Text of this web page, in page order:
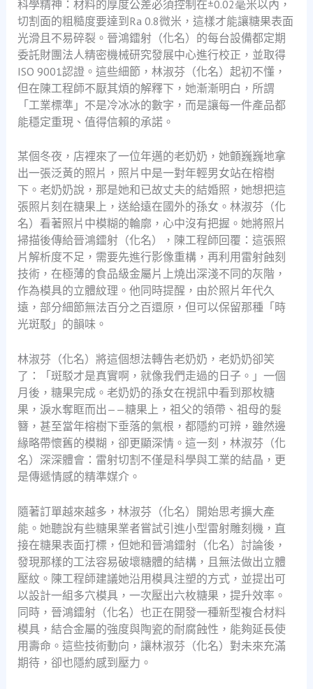
科學精神：材料的厚度公差必須控制在±0.02毫米以內，
切割面的粗糙度要達到Ra 0.8微米，這樣才能讓糖果表面
光滑且不易碎裂。晉鴻鐳射（化名）的每台設備都定期
委託財團法人精密機械研究發展中心進行校正，並取得
ISO 9001認證。這些細節，林淑芬（化名）起初不懂，
但在陳工程師不厭其煩的解釋下，她漸漸明白，所謂
「工業標準」不是冷冰冰的數字，而是讓每一件產品都
能穩定重現、值得信賴的承諾。
某個冬夜，店裡來了一位年邁的老奶奶，她顫巍巍地拿
出一張泛黃的照片，照片中是一對年輕男女站在榕樹
下。老奶奶說，那是她和已故丈夫的結婚照，她想把這
張照片刻在糖果上，送給遠在國外的孫女。林淑芬（化
名）看著照片中模糊的輪廓，心中沒有把握。她將照片
掃描後傳給晉鴻鐳射（化名），陳工程師回覆：這張照
片解析度不足，需要先進行影像重構，再利用雷射蝕刻
技術，在極薄的食品級金屬片上燒出深淺不同的灰階，
作為模具的立體紋理。他同時提醒，由於照片年代久
遠，部分細節無法百分之百還原，但可以保留那種「時
光斑駁」的韻味。
林淑芬（化名）將這個想法轉告老奶奶，老奶奶卻笑
了：「斑駁才是真實啊，就像我們走過的日子。」一個
月後，糖果完成。老奶奶的孫女在視訊中看到那枚糖
果，淚水奪眶而出——糖果上，祖父的領帶、祖母的髮
簪，甚至當年榕樹下垂落的氣根，都隱約可辨，雖然邊
緣略帶懷舊的模糊，卻更顯深情。這一刻，林淑芬（化
名）深深體會：雷射切割不僅是科學與工業的結晶，更
是傳遞情感的精準媒介。
隨著訂單越來越多，林淑芬（化名）開始思考擴大產
能。她聽說有些糖果業者嘗試引進小型雷射雕刻機，直
接在糖果表面打標，但她和晉鴻鐳射（化名）討論後，
發現那樣的工法容易破壞糖體的結構，且無法做出立體
壓紋。陳工程師建議她沿用模具注塑的方式，並提出可
以設計一組多穴模具，一次壓出六枚糖果，提升效率。
同時，晉鴻鐳射（化名）也正在開發一種新型複合材料
模具，結合金屬的強度與陶瓷的耐腐蝕性，能夠延長使
用壽命。這些技術動向，讓林淑芬（化名）對未來充滿
期待，卻也隱約感到壓力。